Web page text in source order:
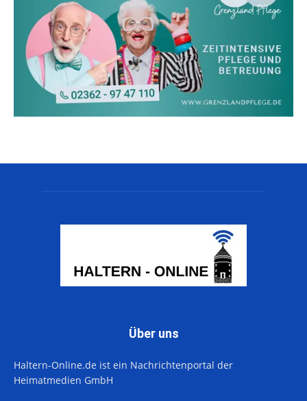
Über uns
Haltern-Online.de ist ein Nachrichtenportal der
Heimatmedien GmbH